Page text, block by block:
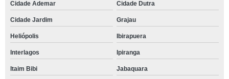
Cidade Ademar Cidade Dutra
Cidade Jardim Grajau
Heliópolis Ibirapuera
Interlagos Ipiranga
Itaim Bibi Jabaquara